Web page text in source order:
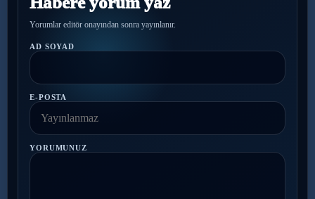
Yorumlar editör onayından sonra yayınlanır.
AD SOYAD
E-POSTA
YORUMUNUZ